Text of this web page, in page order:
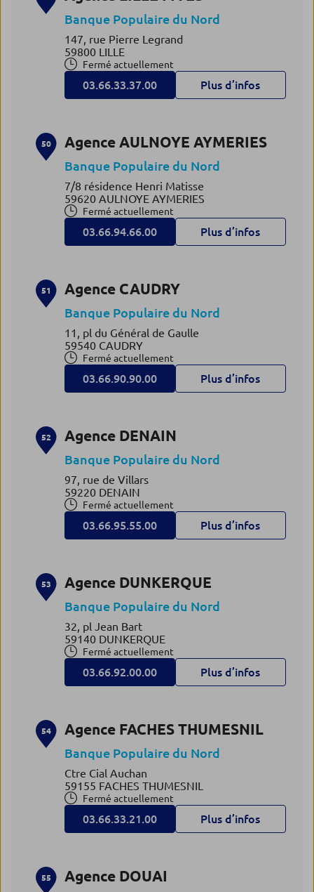
Banque Populaire du Nord
147, rue Pierre Legrand
59800 LILLE
Fermé actuellement
03.66.33.37.00 Plus d’infos
50 Agence AULNOYE AYMERIES
Banque Populaire du Nord
7/8 résidence Henri Matisse
59620 AULNOYE AYMERIES
Fermé actuellement
03.66.94.66.00 Plus d’infos
51 Agence CAUDRY
Banque Populaire du Nord
11, pl du Général de Gaulle
59540 CAUDRY
Fermé actuellement
03.66.90.90.00 Plus d’infos
52 Agence DENAIN
Banque Populaire du Nord
97, rue de Villars
59220 DENAIN
Fermé actuellement
03.66.95.55.00 Plus d’infos
53 Agence DUNKERQUE
Banque Populaire du Nord
32, pl Jean Bart
59140 DUNKERQUE
Fermé actuellement
03.66.92.00.00 Plus d’infos
54 Agence FACHES THUMESNIL
Banque Populaire du Nord
Ctre Cial Auchan
59155 FACHES THUMESNIL
Fermé actuellement
03.66.33.21.00 Plus d’infos
55 Agence DOUAI